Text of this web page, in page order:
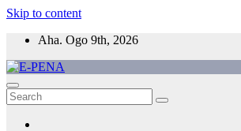
Skip to content
Aha. Ogo 9th, 2026
E-PENA
Berita Digital Terkini